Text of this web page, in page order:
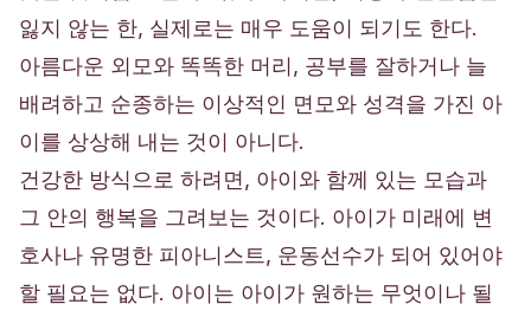
잃지 않는 한, 실제로는 매우 도움이 되기도 한다.
아름다운 외모와 똑똑한 머리, 공부를 잘하거나 늘
배려하고 순종하는 이상적인 면모와 성격을 가진 아
이를 상상해 내는 것이 아니다.
건강한 방식으로 하려면, 아이와 함께 있는 모습과
그 안의 행복을 그려보는 것이다. 아이가 미래에 변
호사나 유명한 피아니스트, 운동선수가 되어 있어야
할 필요는 없다. 아이는 아이가 원하는 무엇이나 될